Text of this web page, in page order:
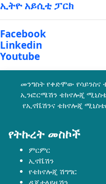
ኢትዮ አይሲቲ ፓርክ
Facebook
Linkedin
Youtube
መንግስት የቀድሞው የሳይንስና
ኢንፎርሜሽን ቴክኖሎጂ
የኢኖቬሽንና ቴክኖሎጂ
የትኩረት መስኮች
ምርምር
ኢኖቬሽን
የቴክኖሎጂ ሽግግር